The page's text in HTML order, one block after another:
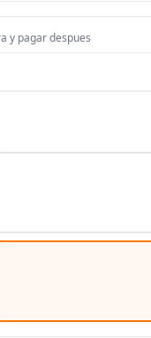
y pagar despues